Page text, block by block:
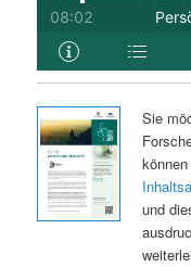
Sie
und